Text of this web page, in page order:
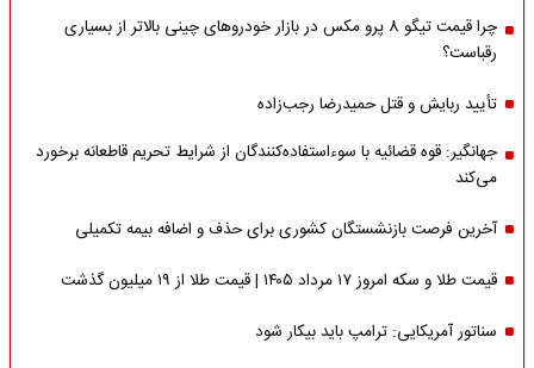
چرا قیمت تیگو 8 پرو مکس در بازار خودروهای چینی بالاتر از بسیاری
رقباست؟
تأیید ربایش و قتل حمیدرضا رجب‌زاده
جهانگیر: قوه قضائیه با سوءاستفاده‌کنندگان از شرایط تحریم قاطعانه برخورد
می‌کند
آخرین فرصت بازنشستگان کشوری برای حذف و اضافه بیمه تکمیلی
قیمت طلا و سکه امروز ۱۷ مرداد ۱۴۰۵ | قیمت طلا از ۱۹ میلیون گذشت
سناتور آمریکایی: ترامپ باید بیکار شود